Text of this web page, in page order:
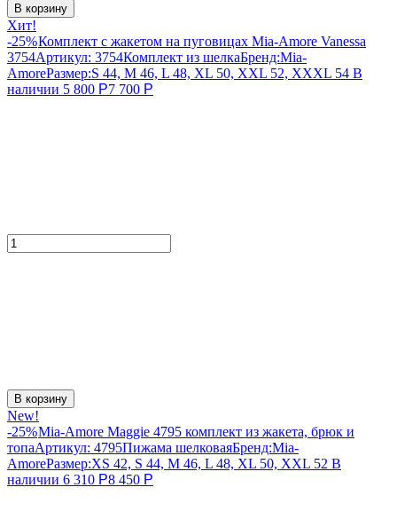
В корзину
Хит!
-25%Комплект с жакетом на пуговицах Mia-Amore Vanessa
3754Артикул: 3754Комплект из шелкаБренд:Mia-
AmoreРазмер:S 44, M 46, L 48, XL 50, XXL 52, XXXL 54 В
наличии 5 800 Р7 700 Р
В корзину
New!
-25%Mia-Amore Maggie 4795 комплект из жакета, брюк и
топаАртикул: 4795Пижама шелковаяБренд:Mia-
AmoreРазмер:XS 42, S 44, M 46, L 48, XL 50, XXL 52 В
наличии 6 310 Р8 450 Р